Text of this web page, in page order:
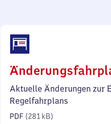
Aktuelle Änderungen zur
Regelfahrplans
PDF (281 kB)